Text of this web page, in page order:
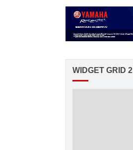
WIDGET GRID 2